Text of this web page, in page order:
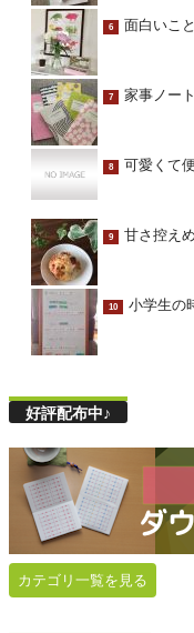
6 面白いこ
7 家事ノー
8 可愛くて
9 甘さ控え
10 小学生の
好評配布中♪
カテゴリ一覧を見る